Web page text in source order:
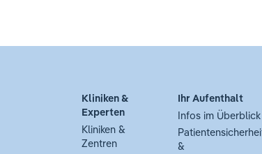
Kliniken &
Experten
Kliniken &
Zentren
Ihr Aufenthalt
Infos im Überblick
&